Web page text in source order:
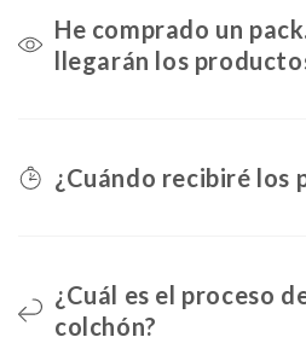
He comprado un
llegarán los
¿Cuándo recibiré los
¿Cuál es el proceso
colchón?